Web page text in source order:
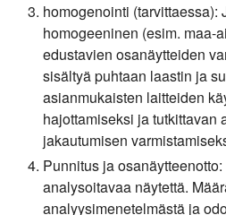
homogenointi (tarvittaessa):
homogeeninen (esim. maa-
edustavien osanäytteiden
sisältyä puhtaan laastin ja
asianmukaisten laitteiden
hajottamiseksi ja tutkittavan
jakautumisen
Punnitus ja osanäytteenotto:
analysoitavaa näytettä.
analyysimenetelmästä ja